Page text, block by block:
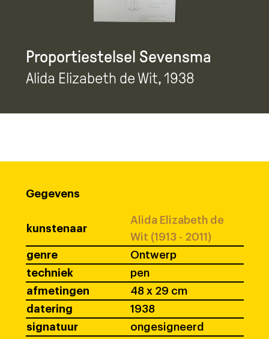
Proportiestelsel Sevensma
Alida Elizabeth de Wit, 1938
Gegevens
kunstenaar
Alida Elizabeth de
Wit (1913 - 2011)
genre
Ontwerp
techniek
pen
afmetingen
48 x 29 cm
datering
1938
signatuur
ongesigneerd